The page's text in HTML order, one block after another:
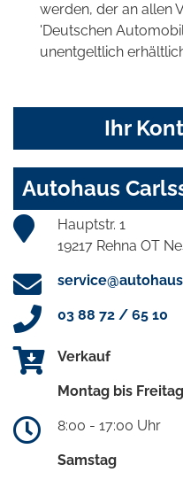
werden, der an allen
'Deutschen
unentgeltlich
Ihr
Autohaus
Hauptstr. 1
19217 Rehna OT
03 88 72 / 65 10
Verkauf
Montag bis Freitag
8:00 - 17:00 Uhr
Samstag